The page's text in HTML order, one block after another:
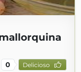
0 Delicioso